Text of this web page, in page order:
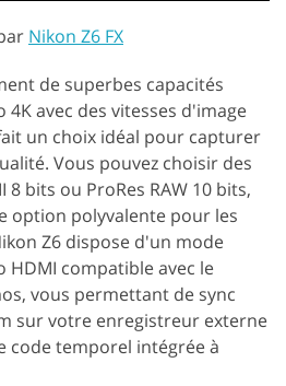
Nikon Z6 FX
de superbes capacités
avec des vitesses d'image
un choix idéal pour capturer
Vous pouvez choisir des
bits ou ProRes RAW 10 bits,
option polyvalente pour les
Z6 dispose d'un mode
compatible avec le
vous permettant de sync
sur votre enregistreur externe
code temporel intégrée à